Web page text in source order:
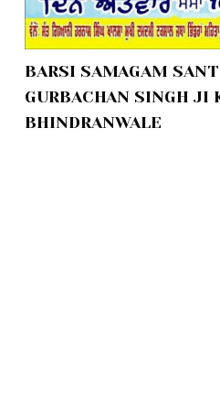
BARSI SAMAGAM
GURBACHAN SINGH JI
BHINDRANWALE